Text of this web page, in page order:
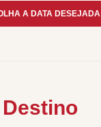
A DATA DESEJADA
Destino